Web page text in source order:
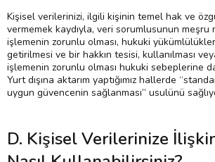
Kişisel verilerinizi, ilgili kişinin temel hak ve
vermemek kaydıyla, veri sorumlusunun
işlemenin zorunlu olması, hukuki
getirilmesi ve bir hakkın tesisi, kullanılması
işlemenin zorunlu olması hukuki sebeplerine
Yurt dışına aktarım yaptığımız hallerde
uygun güvencenin sağlanması” usulünü
D. Kişisel Verilerinize İlişkin